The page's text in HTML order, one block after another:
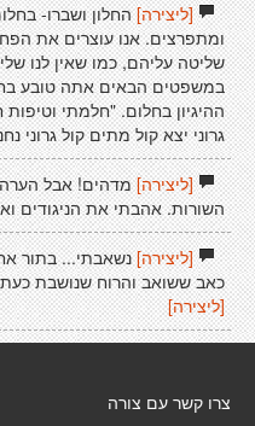
[ליצירה]החלון ושברו-
ומתפרצים. אנו עוצרים את
שליטה עליהם, כמו שאין לנו
במשפטים הבאים אתה טובע
ההיגיון בחלום. "חלמתי וטיפות
גרוני יצא קול מתים קול גרוני
[ליצירה]מדהים! אבל הערה
השורות. אהבתי את הניגודים
[ליצירה]נשאבתי... בתור
כאב ששואב והרוח שנושבת
[ליצירה]
צרו קשר עם צורה